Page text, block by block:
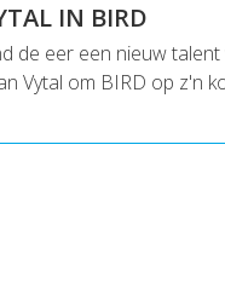
IN BIRD
de eer een nieuw
Vytal om BIRD op z'n